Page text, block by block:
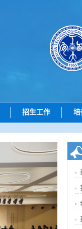
则
养
位
建设
理
招生工作
招生动态
博士招生
硕士招生
导师查询
各学院（研究院）联
智能问答
培
研